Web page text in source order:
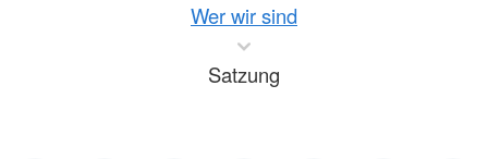
Wer wir sind
Satzung